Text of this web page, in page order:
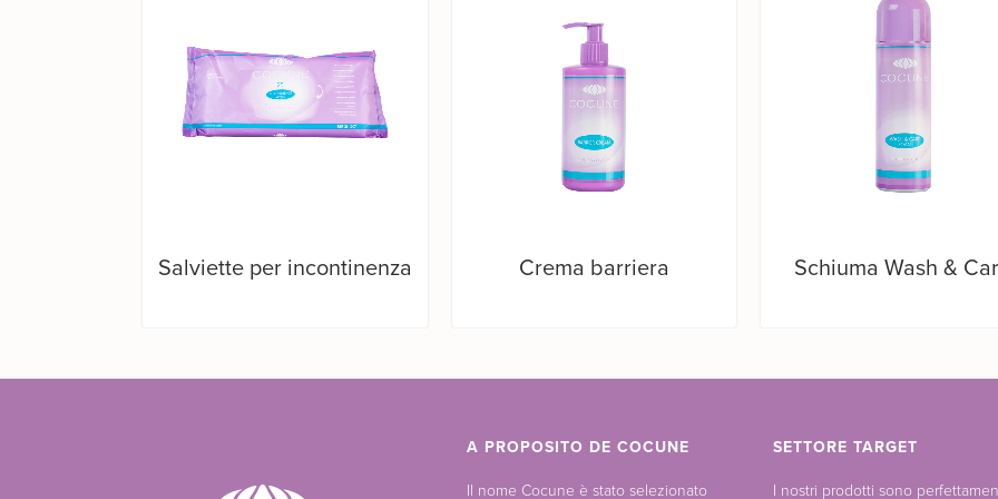
Salviette per incontinenza Crema barriera Schiuma Wash &
A PROPOSITO DE COCUNE
Il nome Cocune è stato selezionato
SETTORE TARGET
I nostri prodotti sono